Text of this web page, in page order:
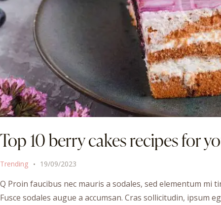
Top 10 berry cakes recipes for
Trending 19/09/2023
Q Proin faucibus nec mauris a sodales, sed elementum mi
Fusce sodales augue a accumsan. Cras sollicitudin, ipsum